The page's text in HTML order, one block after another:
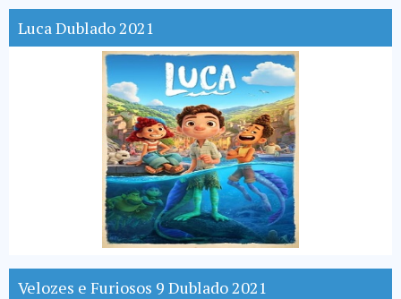
Luca Dublado 2021
Velozes e Furiosos 9 Dublado 2021